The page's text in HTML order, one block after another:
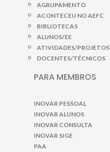
AGRUPAMENTO
ACONTECEU NO AEFC
BIBLIOTECAS
ALUNOS/EE
ATIVIDADES/PROJETOS
DOCENTES/TÉCNICOS
PARA MEMBROS
INOVAR PESSOAL
INOVAR ALUNOS
INOVAR CONSULTA
INOVAR SIGE
PAA